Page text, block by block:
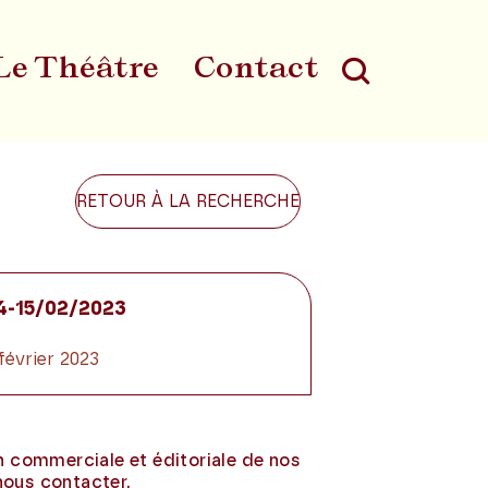
Théâtre Contact
Au
RETOUR À LA RECHERCHE
15/02/2023
2023
commerciale et éditoriale de nos
contacter.